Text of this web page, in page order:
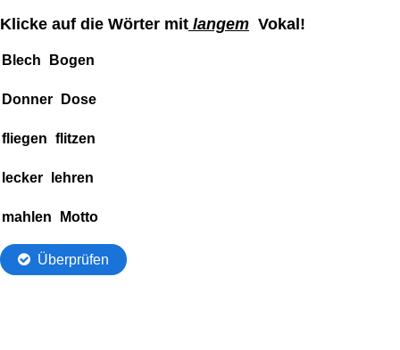
Klicke auf die Wörter mit langem Vokal!
Gesamter
Text
Bogen
Dosefliegen
flitzenlecker
Motto
Gesamter
wo
markiert
können
Blech Bogen
Donner Dose
fliegen flitzen
lecker lehren
mahlen Motto
Überprüfen